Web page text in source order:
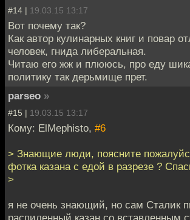
#14 | 19.03.15 13:17
Вот почему так?
Как автор кулинарных книг и повар
человек, гнида либеральная.
Читаю его жж и плююсь, про еду
политику так дерьмище прет.
parseo »
#15 | 19.03.15 13:17
Кому: ElMephisto, #6
> Знающие люди, поясните
фотка казана с едой в разрезе ?
>
я не очень знающий, но сам Сталик